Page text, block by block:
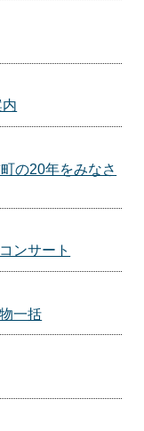
の20年をみなさ
ンサート
一括